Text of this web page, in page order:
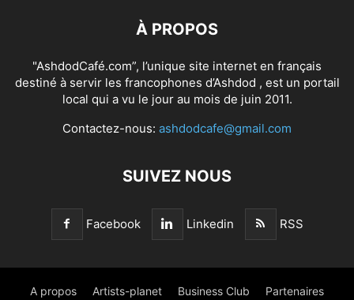
À PROPOS
"AshdodCafé.com”, l’unique site internet en français
destiné à servir les francophones d’Ashdod , est un portail
local qui a vu le jour au mois de juin 2011.
Contactez-nous: ashdodcafe@gmail.com
SUIVEZ NOUS
Facebook Linkedin RSS
A propos Artists-planet Business Club Partenaires